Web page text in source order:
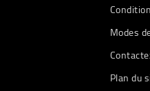
Modes
Plan du